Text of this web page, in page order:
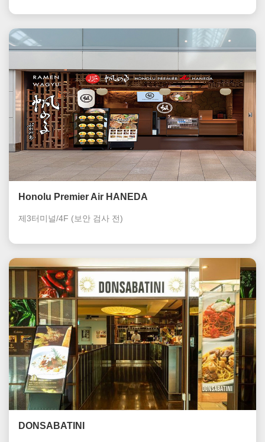
Honolu Premier Air HANEDA
제3터미널/4F (보안 검사 전)
DONSABATINI